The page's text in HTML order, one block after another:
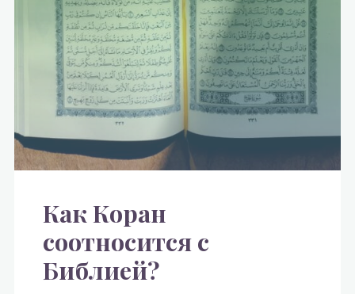
Как Коран
соотносится с
Библией?